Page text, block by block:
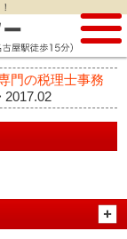
門の税理士事務
2017.02